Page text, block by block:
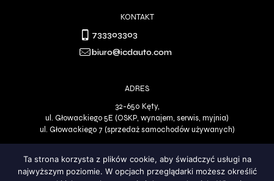
KONTAKT
733303303
biuro@icdauto.com
ADRES
32-650 Kęty,
ul. Głowackiego 5E (OSKP, wynajem, serwis, myjnia)
ul. Głowackiego 7 (sprzedaż samochodów używanych)
Ta strona korzysta z plików cookie, aby świadczyć usługi na
najwyższym poziomie. W opcjach przeglądarki możesz określić